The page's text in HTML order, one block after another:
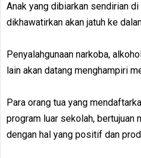
Anak yang dibiarkan sendirian
dikhawatirkan akan jatuh ke
Penyalahgunaan narkoba,
lain akan datang menghampiri
Para orang tua yang
program luar sekolah, bertujuan
dengan hal yang positif dan